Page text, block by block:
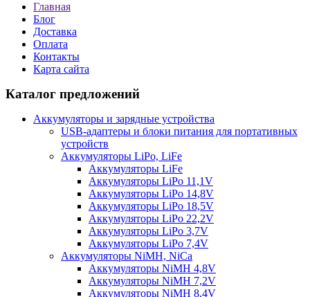
Главная
Блог
Доставка
Оплата
Контакты
Карта сайта
Каталог предложений
Аккумуляторы и зарядные устройства
USB-адаптеры и блоки питания для портативных
устройств
Аккумуляторы LiPo, LiFe
Аккумуляторы LiFe
Аккумуляторы LiPo 11,1V
Аккумуляторы LiPo 14,8V
Аккумуляторы LiPo 18,5V
Аккумуляторы LiPo 22,2V
Аккумуляторы LiPo 3,7V
Аккумуляторы LiPo 7,4V
Аккумуляторы NiMH, NiCa
Аккумуляторы NiMH 4,8V
Аккумуляторы NiMH 7,2V
Аккумуляторы NiMH 8,4V